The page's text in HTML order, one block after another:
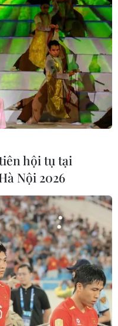
USD vì
hội tụ tại
Nội 2026